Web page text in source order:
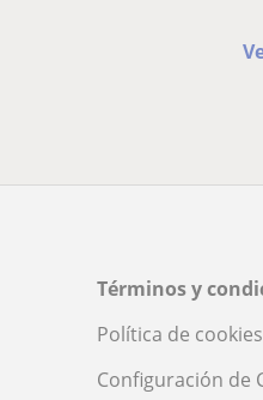
Términos y
Política de cookies
Configuración de